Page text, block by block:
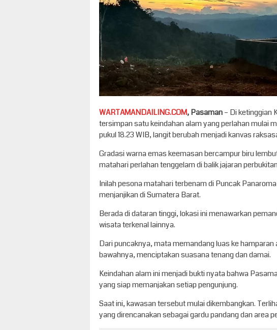
WARTAMANDAILING.COM, Pasaman– Di ketinggian
tersimpan satu keindahan alam yang perlahan mulai
pukul 18.23 WIB, langit berubah menjadi kanvas
Gradasi warna emas keemasan bercampur biru
matahari perlahan tenggelam di balik jajaran
Inilah pesona matahari terbenam di Puncak
menjanjikan di Sumatera Barat.
Berada di dataran tinggi, lokasi ini menawarkan
wisata terkenal lainnya.
Dari puncaknya, mata memandang luas ke
bawahnya, menciptakan suasana tenang dan damai.
Keindahan alam ini menjadi bukti nyata bahwa
yang siap memanjakan setiap pengunjung.
Saat ini, kawasan tersebut mulai dikembangkan.
yang direncanakan sebagai gardu pandang dan area